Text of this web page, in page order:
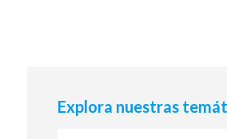
Explora nuestras